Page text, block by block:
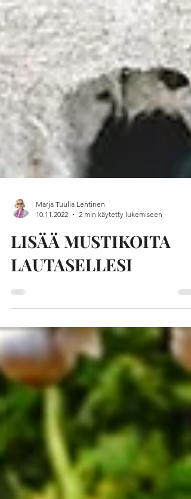
Marja Tuulia Lehtinen
10.11.2022
2 min käytetty lukemiseen
LISÄÄ MUSTIKOITA
LAUTASELLESI